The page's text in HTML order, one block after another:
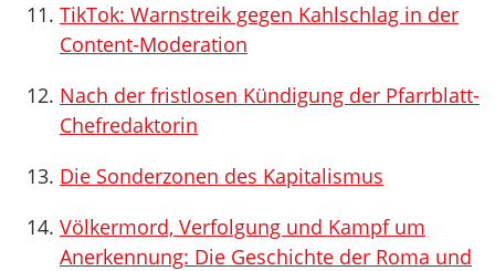
TikTok: Warnstreik gegen Kahlschlag in der
Content-Moderation
Nach der fristlosen Kündigung der Pfarrblatt-
Chefredaktorin
Die Sonderzonen des Kapitalismus
Völkermord, Verfolgung und Kampf um
Anerkennung: Die Geschichte der Roma und